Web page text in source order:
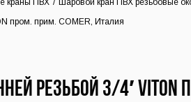
пром. прим. COMER, Италия
резьбой 3/4′ VITON